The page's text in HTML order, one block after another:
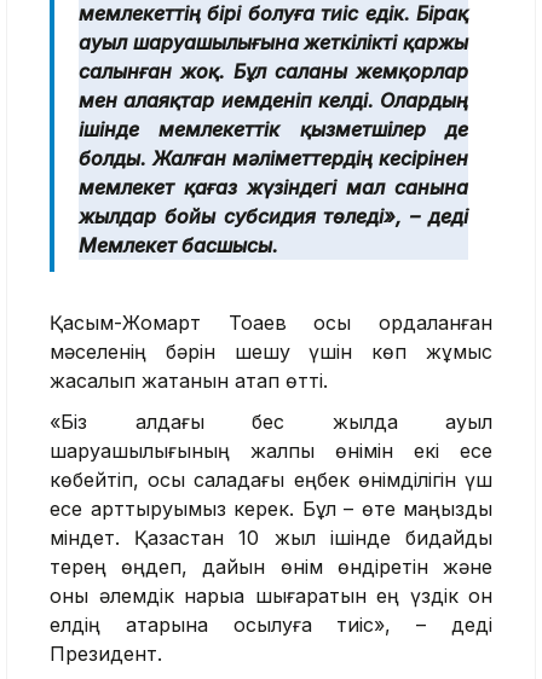
мемлекеттің бірі болуға тиіс едік. Бірақ
ауыл шаруашылығына жеткілікті қаржы
салынған жоқ. Бұл саланы жемқорлар
мен алаяқтар иемденіп келді. Олардың
ішінде мемлекеттік қызметшілер де
болды. Жалған мәліметтердің кесірінен
мемлекет қағаз жүзіндегі мал санына
жылдар бойы субсидия төледі», – деді
Мемлекет басшысы.
Қасым-Жомарт Тоқаев осы қордаланған
мәселенің бәрін шешу үшін көп жұмыс
жасалып жатқанын атап өтті.
«Біз алдағы бес жылда ауыл
шаруашылығының жалпы өнімін екі есе
көбейтіп, осы саладағы еңбек өнімділігін үш
есе арттыруымыз керек. Бұл – өте маңызды
міндет. Қазақстан 10 жыл ішінде бидайды
терең өңдеп, дайын өнім өндіретін және
оны әлемдік нарыққа шығаратын ең үздік он
елдің қатарына қосылуға тиіс», – деді
Президент.